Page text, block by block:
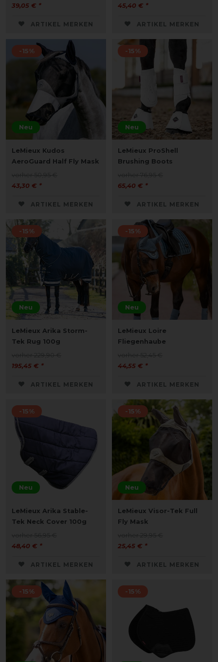
39,05 € *
ARTIKEL MERKEN
45,40 € *
ARTIKEL MERKEN
Neu
-15%
LeMieux Kudos
AeroGuard Half Fly Mask
43,30 € *
ARTIKEL MERKEN
Neu
-15%
LeMieux ProShell
Brushing Boots
65,40 € *
ARTIKEL MERKEN
Neu
-15%
LeMieux Arika Storm-
Tek Rug 100g
195,45 € *
ARTIKEL MERKEN
Neu
-15%
LeMieux Loire
Fliegenhaube
44,55 € *
ARTIKEL MERKEN
Neu
-15%
LeMieux Arika Stable-
Tek Neck Cover 100g
48,40 € *
ARTIKEL MERKEN
Neu
-15%
LeMieux Visor-Tek Full
Fly Mask
25,45 € *
ARTIKEL MERKEN
-15% -15%